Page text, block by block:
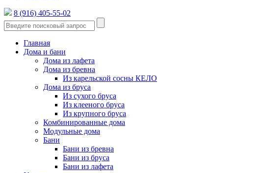
8 (916) 405-55-02
Главная
Дома и бани
Дома из лафета
Дома из бревна
Из карельской сосны КЕЛО
Дома из бруса
Из сухого бруса
Из клееного бруса
Из крупного бруса
Комбинированные дома
Модульные дома
Бани
Бани из бревна
Бани из бруса
Бани из лафета